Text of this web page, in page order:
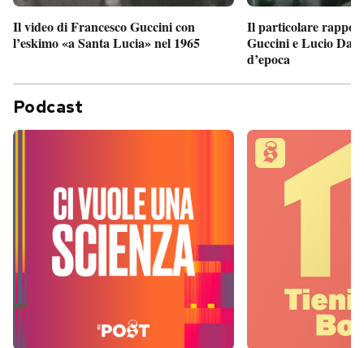
Il video di Francesco Guccini con
l’eskimo «a Santa Lucia» nel 1965
Il particolare
Guccini e Lucio
d’epoca
Podcast